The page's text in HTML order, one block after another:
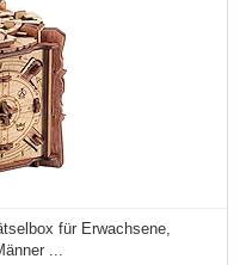
für Erwachsene,
...